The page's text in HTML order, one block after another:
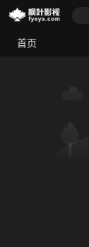
首页